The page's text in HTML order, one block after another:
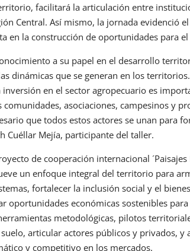
facilitará la articulación entre
Central. Así mismo, la jornada evidenció
en la construcción de oportunidades para
a su papel en el desarrollo
dinámicas que se generan en los
en el sector agropecuario es
asociaciones, campesinos y
que todos estos actores se unan para
Cuéllar Mejía, participante del taller.
de cooperación internacional
un enfoque integral del territorio para
fortalecer la inclusión social y el
oportunidades económicas sostenibles
metodológicas, pilotos
articular actores públicos y privados, y
y competitivo en los mercados.